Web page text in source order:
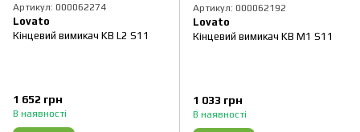
Артикул: 000062274
Lovato
Кінцевий вимикач KB L2 S11
1 652 грн
В наявності
Артикул: 000062192
Lovato
Кінцевий вимикач KB M1 S11
1 033 грн
В наявності